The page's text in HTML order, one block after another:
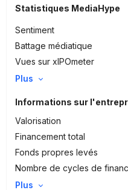
Statistiques MediaHype
Sentiment
Battage médiatique
Vues sur xIPOmeter
Plus
Informations sur
Valorisation
Financement total
Fonds propres levés
Nombre de cycles de
Plus